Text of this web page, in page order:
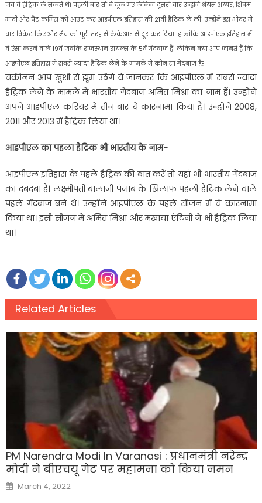
जब वे हैट्रिक ले सकते थे। पहली बार तो वे चूक गए लेकिन दूसरी बार उन्होंने श्रेयस अय्यर, शिवम
मावी और पैट कमिंस को आउट कर आइपीएल इतिहास की 21वीं हैट्रिक ले ली। उन्होंने इस ओवर में
चार विकेट लिए और मैच को पूरी तरह से केकेआर से दूर कर दिया। हालांकि आइपीएल इतिहास में
वे ऐसा करने वाले 19वें जबकि राजस्थान रायल्स के 5वें गेंदबाज हैं। लेकिन क्या आप जानते हैं कि
आइपीएल इतिहास में सबसे ज्यादा हैट्रिक लेने के मामले में कौन सा गेंदबाज है?
यकीनन आप खुशी से झूम उठेंगे ये जानकर कि आइपीएल में सबसे ज्यादा
हैट्रिक लेने के मामले में भारतीय गेंदबाज अमित मिश्रा का नाम हैं। उन्होंने
अपने आइपीएल करियर में तीन बार ये कारनामा किया है। उन्होंने 2008,
2011 और 2013 में हैट्रिक लिया था।
आइपीएल का पहला हैट्रिक भी भारतीय के नाम-
आइपीएल इतिहास के पहले हैट्रिक की बात करें तो यहां भी भारतीय गेंदबाज
का दबदबा है। लक्ष्मीपती बालाजी पंजाब के खिलाफ पहली हैट्रिक लेने वाले
पहले गेंदबाज बने थे। उन्होंने आइपीएल के पहले सीजन में ये कारनामा
किया था। इसी सीजन में अमित मिश्रा और मखाया एंटिनी ने भी हैट्रिक लिया
था।
Related Articles
PM Narendra Modi In Varanasi : प्रधानमंत्री नरेन्‍द्र
मोदी ने बीएचयू गेट पर महामना को किया नमन
Posted
on
March 4, 2022